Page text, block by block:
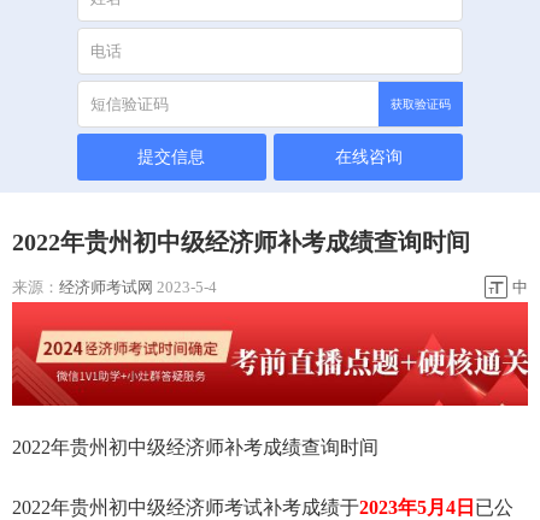
获取验证码
提交信息 在线咨询
2022年贵州初中级经济师补考成绩查询时间
来源： 经济师考试网 2023-5-4 中
2022年贵州初中级经济师补考成绩查询时间
2022年贵州初中级经济师考试补考成绩于2023年5月4日 已公